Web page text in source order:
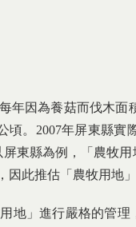
因為養菇而伐木面
。2007年屏東縣實
屏東縣為例，「農牧
因此推估「農牧用地
地」進行嚴格的管理